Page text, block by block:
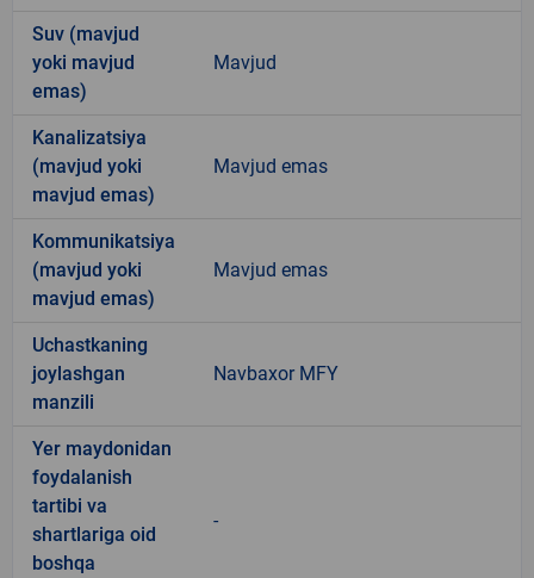
Suv (mavjud
yoki mavjud
emas)
Mavjud
Kanalizatsiya
(mavjud yoki
mavjud emas)
Mavjud emas
Kommunikatsiya
(mavjud yoki
mavjud emas)
Mavjud emas
Uchastkaning
joylashgan
manzili
Navbaxor MFY
Yer maydonidan
foydalanish
tartibi va
shartlariga oid
boshqa
-